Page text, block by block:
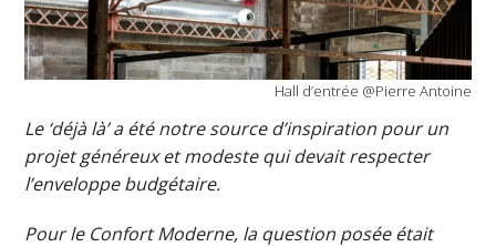
Hall d’entrée @Pierre Antoine
Le ‘déjà là’ a été notre source d’inspiration pour un
projet généreux et modeste qui devait respecter
l’enveloppe budgétaire.
Pour le Confort Moderne, la question posée était